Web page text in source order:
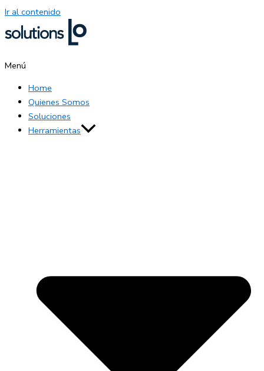
Ir al contenido
Menú
Home
Quienes Somos
Soluciones
Herramientas